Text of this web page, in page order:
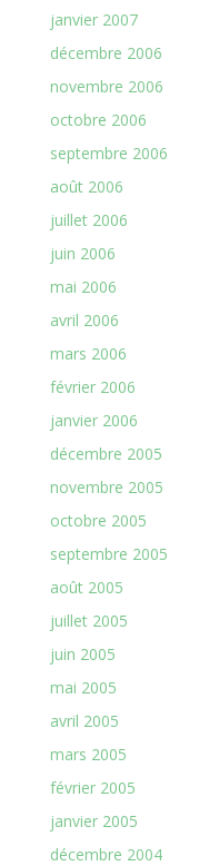
janvier 2007
décembre 2006
novembre 2006
octobre 2006
septembre 2006
août 2006
juillet 2006
juin 2006
mai 2006
avril 2006
mars 2006
février 2006
janvier 2006
décembre 2005
novembre 2005
octobre 2005
septembre 2005
août 2005
juillet 2005
juin 2005
mai 2005
avril 2005
mars 2005
février 2005
janvier 2005
décembre 2004